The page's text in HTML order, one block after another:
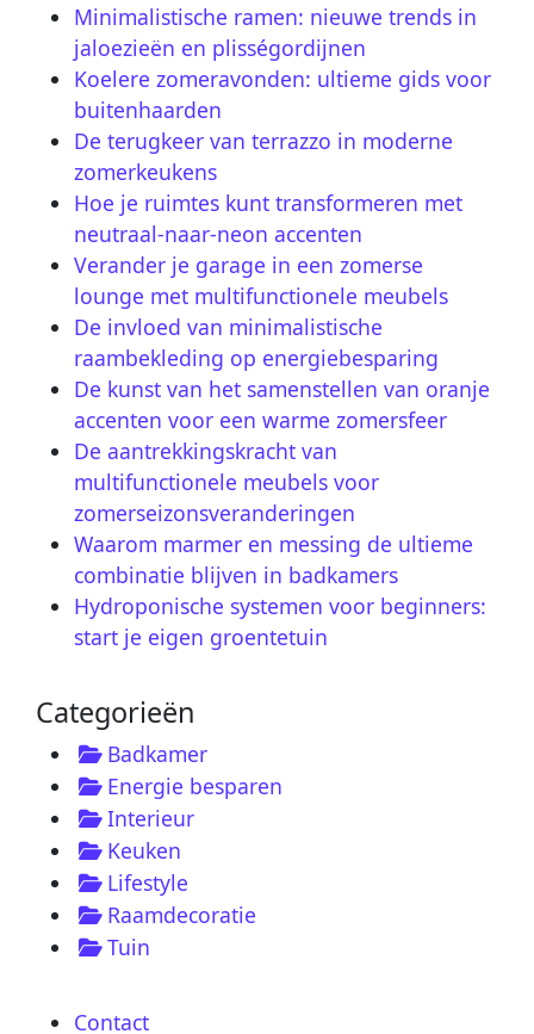
Minimalistische ramen: nieuwe trends in
jaloezieën en plisségordijnen
Koelere zomeravonden: ultieme gids voor
buitenhaarden
De terugkeer van terrazzo in moderne
zomerkeukens
Hoe je ruimtes kunt transformeren met
neutraal-naar-neon accenten
Verander je garage in een zomerse
lounge met multifunctionele meubels
De invloed van minimalistische
raambekleding op energiebesparing
De kunst van het samenstellen van oranje
accenten voor een warme zomersfeer
De aantrekkingskracht van
multifunctionele meubels voor
zomerseizonsveranderingen
Waarom marmer en messing de ultieme
combinatie blijven in badkamers
Hydroponische systemen voor beginners:
start je eigen groentetuin
Categorieën
Badkamer
Energie besparen
Interieur
Keuken
Lifestyle
Raamdecoratie
Tuin
Contact